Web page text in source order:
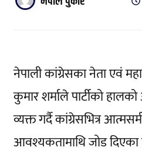
नेपाली कांग्रेसका नेता एवं
कुमार शर्माले पार्टीको
व्यक्त गर्दै कांग्रेसभित्र
आवश्यकतामाथि जोड